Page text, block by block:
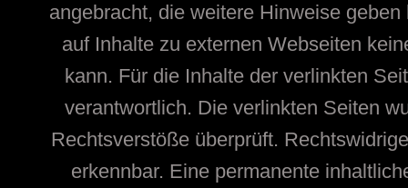
angebracht, die weitere Hinweise
auf Inhalte zu externen Webseiten
kann. Für die Inhalte der verlinkten
verantwortlich. Die verlinkten Seiten
Rechtsverstöße überprüft.
erkennbar. Eine permanente